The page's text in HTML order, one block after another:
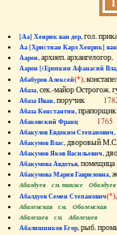
[Аа] Хенрик ван дер, гол.
Аа [Христиан Карл Хенрик] ван
Аарон, архиеп.
Аарон [(Еропкин Афанасий
Абабуров Алексей(*),
Абаза, сек.-майор
Абаза Иван, поручик
Абаза Константин,
Абаковский Франц 1765
Абакулов Евдоким Степанович
Абакумов Влас, дворовый
Абакумов Яков Васильевич,
Абакумова Авдотья,
Абакумова Мария Гавриловна,
Абалдуев см. также Оболдуев
Абалдуев Семен Степанович(*)
Абаленская см. Оболенская
Абалешев см. Аболешев
Абалишников Егор, рыб.